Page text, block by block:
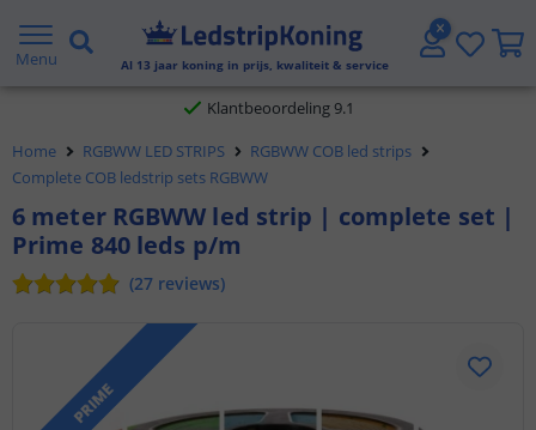
Menu Al 13 jaar koning in prijs, kwaliteit & service
Gratis verzending vanaf € 20,- NL en BE
Klantbeoordeling 9.1
Voor 23:45 uur besteld,morgen in huis
Home RGBWW LED STRIPS
RGBWW COB led strips
Complete COB ledstrip sets RGBWW
6 meter RGBWW led strip | complete set |
Prime 840 leds p/m
(27 reviews)
PRIME